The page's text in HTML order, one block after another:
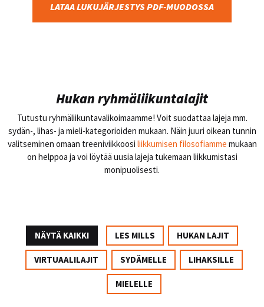
LATAA LUKUJÄRJESTYS PDF-MUODOSSA
Hukan ryhmäliikuntalajit
Tutustu ryhmäliikuntavalikoimaamme! Voit suodattaa lajeja mm.
sydän-, lihas- ja mieli-kategorioiden mukaan. Näin juuri oikean tunnin
valitseminen omaan treeniviikkoosi liikkumisen filosofiamme mukaan
on helppoa ja voi löytää uusia lajeja tukemaan liikkumistasi
monipuolisesti.
NÄYTÄ KAIKKI LES MILLS HUKAN LAJIT
VIRTUAALILAJIT SYDÄMELLE LIHAKSILLE
MIELELLE